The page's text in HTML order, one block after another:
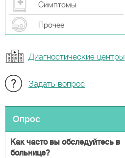
Симптомы
Прочeе
Диагностические центры
Задать вопрос
Опрос
Как часто вы обследуйтесь в
больнице?